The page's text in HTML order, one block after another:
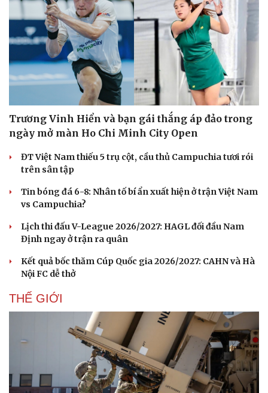
Trương Vinh Hiển và bạn gái thắng áp đảo trong
ngày mở màn Ho Chi Minh City Open
ĐT Việt Nam thiếu 5 trụ cột, cầu thủ Campuchia tươi rói
trên sân tập
Tin bóng đá 6-8: Nhân tố bí ẩn xuất hiện ở trận Việt Nam
vs Campuchia?
Lịch thi đấu V-League 2026/2027: HAGL đối đầu Nam
Định ngay ở trận ra quân
Kết quả bốc thăm Cúp Quốc gia 2026/2027: CAHN và Hà
Nội FC dễ thở
THẾ GIỚI